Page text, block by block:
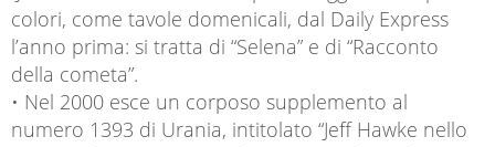
colori, come tavole domenicali, dal Daily Express
l’anno prima: si tratta di “Selena” e di “Racconto
della cometa”.
• Nel 2000 esce un corposo supplemento al
numero 1393 di Urania, intitolato “Jeff Hawke nello